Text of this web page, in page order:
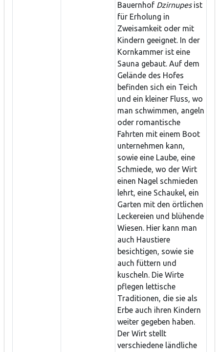
Bauernhof Dzirnupesist
für Erholung in
Zweisamkeit oder mit
Kindern geeignet. In der
Kornkammer ist eine
Sauna gebaut. Auf dem
Gelände des Hofes
befinden sich ein Teich
und ein kleiner Fluss, wo
man schwimmen, angeln
oder romantische
Fahrten mit einem Boot
unternehmen kann,
sowie eine Laube, eine
Schmiede, wo der Wirt
einen Nagel schmieden
lehrt, eine Schaukel, ein
Garten mit den örtlichen
Leckereien und blühende
Wiesen. Hier kann man
auch Haustiere
besichtigen, sowie sie
auch füttern und
kuscheln. Die Wirte
pflegen lettische
Traditionen, die sie als
Erbe auch ihren Kindern
weiter gegeben haben.
Der Wirt stellt
verschiedene ländliche